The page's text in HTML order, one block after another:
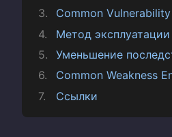
Common
Метод эксплуатации
Уменьшение
Common Weakness
Ссылки